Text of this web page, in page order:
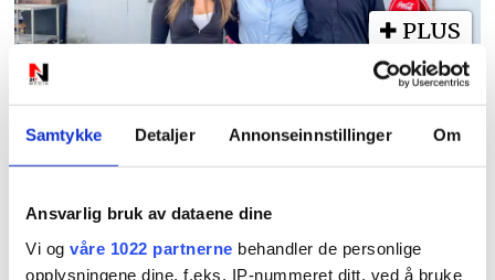
Samtykke Detaljer Annonseinnstillinger Om
Ansvarlig bruk av dataene dine
Vi og våre 1022 partnerne behandler de personlige
opplysningene dine, f.eks. IP-nummeret ditt, ved å bruke
PLUS
For denne familien er
Gunders mer enn en